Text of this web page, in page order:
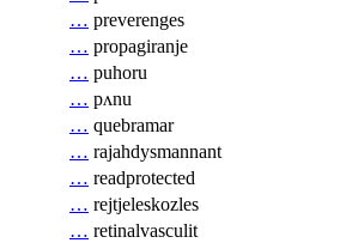
… preverenges
… propagiranje
… puhoru
… pʌnu
… quebramar
… rajahdysmannant
… readprotected
… rejtjeleskozles
… retinalvasculit